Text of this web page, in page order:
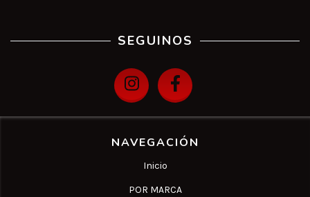
SEGUINOS
NAVEGACIÓN
Inicio
POR MARCA